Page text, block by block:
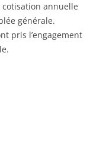
annuelle
générale.
pris l’engagement